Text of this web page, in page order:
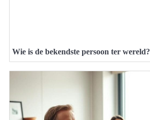
Wie is de bekendste persoon ter wereld?